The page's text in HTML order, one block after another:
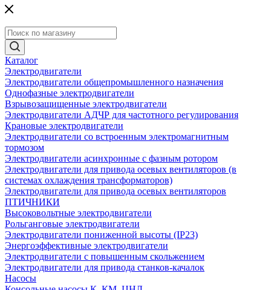
Каталог
Электродвигатели
Электродвигатели общепромышленного назначения
Однофазные электродвигатели
Взрывозащищенные электродвигатели
Электродвигатели АДЧР для частотного регулирования
Крановые электродвигатели
Электродвигатели со встроенным электромагнитным
тормозом
Электродвигатели асинхронные с фазным ротором
Электродвигатели для привода осевых вентиляторов (в
системах охлаждения трансформаторов)
Электродвигатели для привода осевых вентиляторов
ПТИЧНИКИ
Высоковольтные электродвигатели
Рольганговые электродвигатели
Электродвигатели пониженной высоты (IP23)
Энергоэффективные электродвигатели
Электродвигатели с повышенным скольжением
Электродвигатели для привода станков-качалок
Насосы